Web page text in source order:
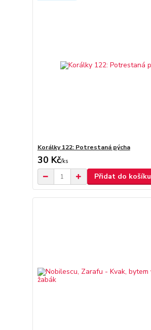
Korálky 122: Potrestaná pýcha
30 Kč/ks
Přidat do košíku